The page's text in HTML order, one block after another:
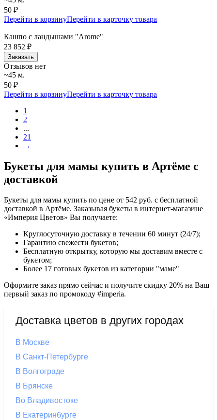
50 ₽
Перейти в корзинуПерейти в карточку товара
Кашпо с ландышами "Arome"
23 852 ₽
Заказать
Отзывов нет
~45 м.
50 ₽
Перейти в корзинуПерейти в карточку товара
1
2
...
21
→
Букеты для мамы купить в Артёме с
доставкой
Букеты для мамы купить по цене от 542 руб. с бесплатной
доставкой в Артёме. Заказывая букеты в интернет-магазине
«Империя Цветов» Вы получаете:
Круглосуточную доставку в течении 60 минут (24/7);
Гарантию свежести букетов;
Бесплатную открытку, которую мы доставим вместе с
букетом;
Более 17 готовых букетов из категории "маме"
Оформите заказ прямо сейчас и получите скидку 20% на Ваш
первый заказ по промокоду #imperia.
Доставка цветов в других городах
В Москве
В Санкт-Петербурге
В Волгограде
В Брянске
Во Владивостоке
В Екатеринбурге